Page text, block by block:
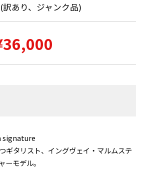
訳あり、ジャンク品)
signature
ギタリスト、イングヴェイ・マルムステ
ーモデル。